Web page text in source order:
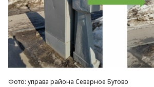
Фото: управа района Северное Бутово